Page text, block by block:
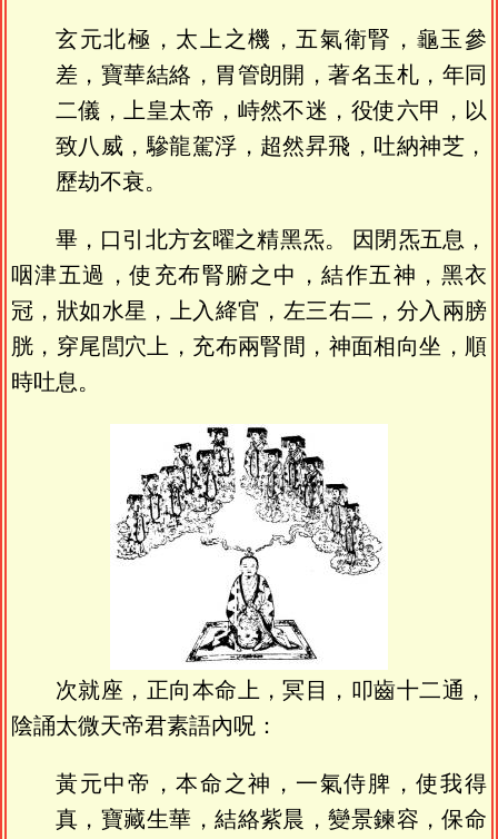
玄元北極，太上之機，五氣衛腎，龜玉參
差，寶華結絡，胃管朗開，著名玉札，年同
二儀，上皇太帝，峙然不迷，役使六甲，以
致八威，驂龍駕浮，超然昇飛，吐納神芝，
歷劫不衰。
畢，口引北方玄曜之精黑炁。 因閉炁五息，
咽津五過，使充布腎腑之中，結作五神，黑衣
冠，狀如水星，上入絳官，左三右二，分入兩膀
胱，穿尾閭穴上，充布兩腎間，神面相向坐，順
時吐息。
次就座，正向本命上，冥目，叩齒十二通，
陰誦太微天帝君素語內呪：
黃元中帝，本命之神，一氣侍脾，使我得
真，寶藏生華，結絡紫晨，變景鍊容，保命